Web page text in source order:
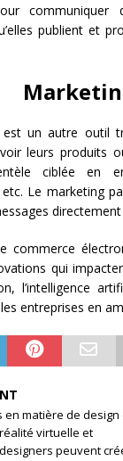
communiquer
publient et
un autre outil
leurs produits
ciblée en
Le marketing
commerce
qui
l’intelligence
entreprises en
en matière de design
virtuelle et
peuvent